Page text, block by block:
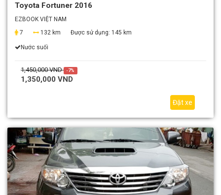
Toyota Fortuner 2016
EZBOOK VIỆT NAM
7
132 km Được sử dụng: 145 km
Nước suối
1,450,000 VND -7%
1,350,000 VND
Đặt xe